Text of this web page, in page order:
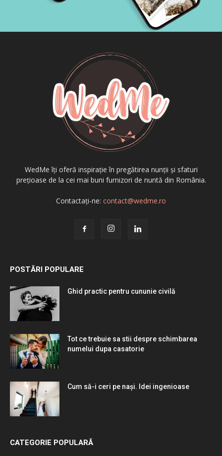
WedMe îți oferă inspirație în pregătirea nunții și sfaturi
prețioase de la cei mai buni furnizori de nuntă din România.
Contactați-ne: contact@wedme.ro
POSTĂRI POPULARE
Ghid practic pentru cununie civilă
Tot ce trebuie sa stii despre schimbarea
numelui dupa casatorie
Cum să-i ceri pe nași. Idei ingenioase
CATEGORIE POPULARĂ